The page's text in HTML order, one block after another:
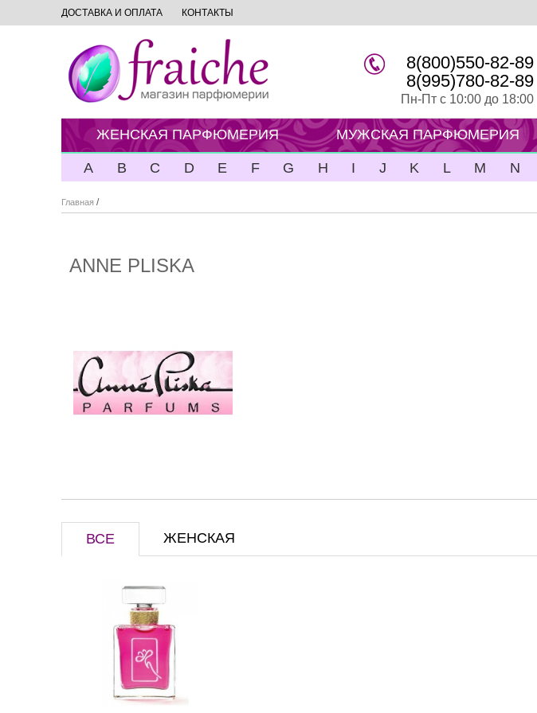
ДОСТАВКА И ОПЛАТА КОНТАКТЫ
8(800)550-82-89
8(995)780-82-89
Пн-Пт с 10:00 до 18:00
ЖЕНСКАЯ ПАРФЮМЕРИЯ МУЖСКАЯ ПАРФЮМЕРИЯ
A B C D E F G H I J K L M N
Главная /
ANNE PLISKA
ВСЕ ЖЕНСКАЯ